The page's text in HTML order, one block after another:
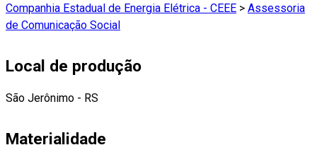
Companhia Estadual de Energia Elétrica - CEEE > Assessoria
de Comunicação Social
Local de produção
São Jerônimo - RS
Materialidade